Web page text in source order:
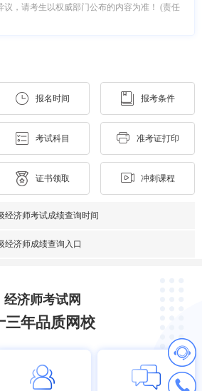
议，请考生以权威部门公布的内容为准！ (责任
报名时间 报考条件
考试科目 准考证打印
证书领取 冲刺课程
经济师考试成绩查询时间
经济师成绩查询入口
经济师考试网
三年品质网校